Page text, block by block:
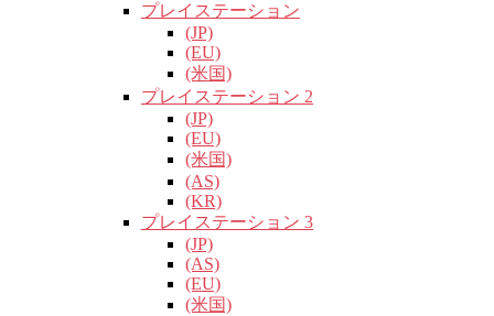
プレイステーション
(JP)
(EU)
(米国)
プレイステーション 2
(JP)
(EU)
(米国)
(AS)
(KR)
プレイステーション 3
(JP)
(AS)
(EU)
(米国)